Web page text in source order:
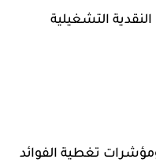
التشغيلية
تغطية الفوائد